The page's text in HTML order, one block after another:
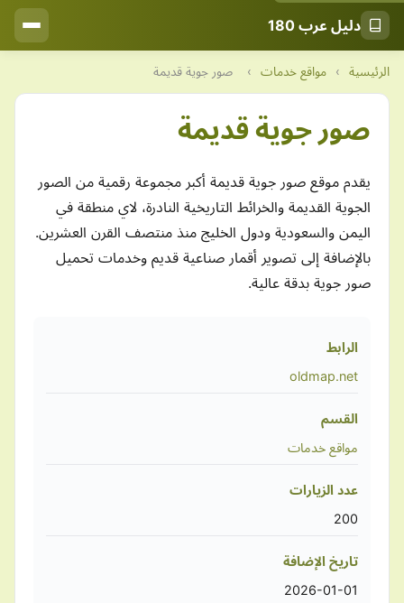
دليل عرب 180
الرئيسية › مواقع خدمات › صور جوية قديمة
صور جوية قديمة
يقدم موقع صور جوية قديمة أكبر مجموعة رقمية من الصور
الجوية القديمة والخرائط التاريخية النادرة، لاي منطقة في
اليمن والسعودية ودول الخليج منذ منتصف القرن العشرين.
بالإضافة إلى تصوير أقمار صناعية قديم وخدمات تحميل
صور جوية بدقة عالية.
الرابط
oldmap.net
القسم
مواقع خدمات
عدد الزيارات
200
تاريخ الإضافة
2026-01-01